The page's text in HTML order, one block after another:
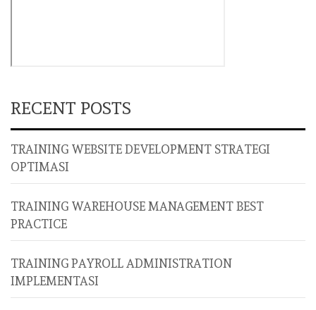
RECENT POSTS
TRAINING WEBSITE DEVELOPMENT STRATEGI
OPTIMASI
TRAINING WAREHOUSE MANAGEMENT BEST
PRACTICE
TRAINING PAYROLL ADMINISTRATION
IMPLEMENTASI